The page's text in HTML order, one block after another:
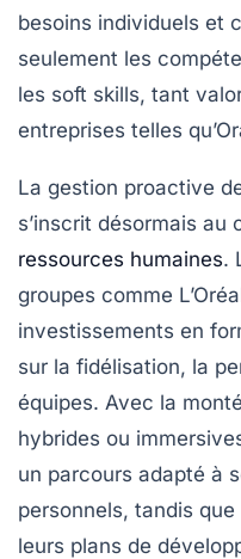
besoins individuels et
seulement les
les soft skills, tant
entreprises telles
La gestion proactive
s’inscrit désormais
ressources humaines.
groupes comme
investissements en
sur la fidélisation, la
équipes. Avec la
hybrides ou
un parcours adapté à
personnels, tandis
leurs plans de